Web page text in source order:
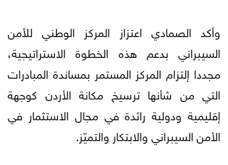
وأكد الصمادي اعتزاز المركز الوطني للأمن
السيبراني بدعم هذه الخطوة الاستراتيجية،
مجددا إلتزام المركز المستمر بمساندة المبادرات
التي من شأنها ترسيخ مكانة الأردن كوجهة
إقليمية ودولية رائدة في مجال الاستثمار في
الأمن السيبراني والابتكار والتميّز.